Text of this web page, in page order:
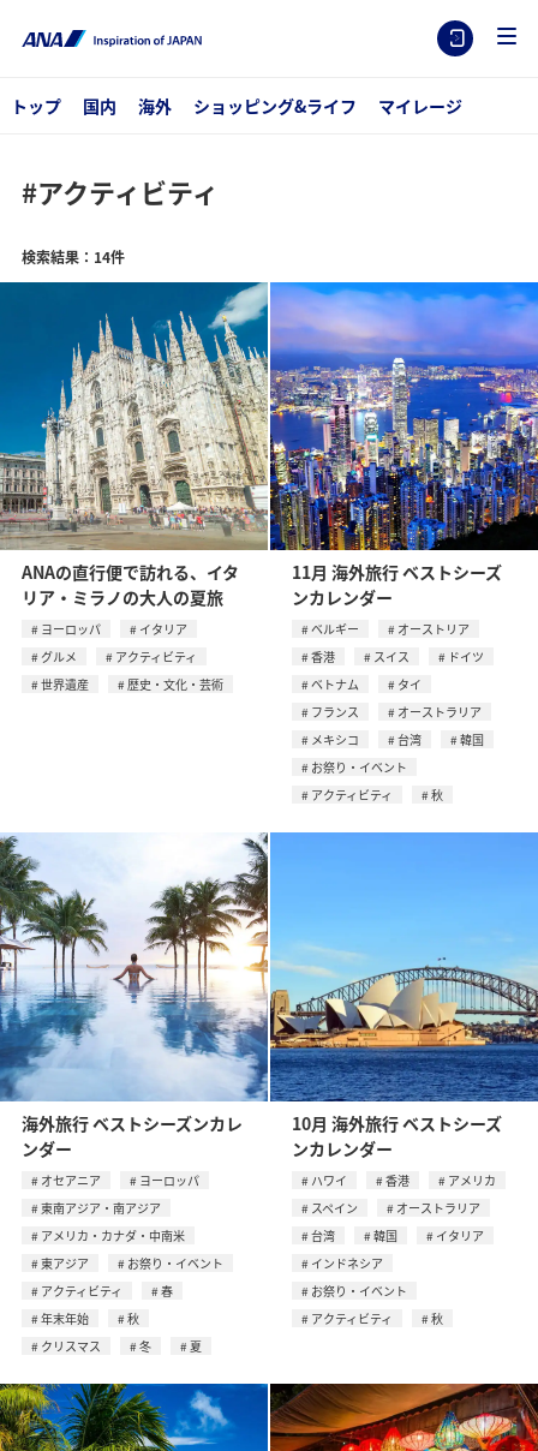
トップ 国内 海外 ショッピング&ライフ マイレージ
#アクティビティ
検索結果：14件
ANAの直行便で訪れる、イタ
リア・ミラノの大人の夏旅
ヨーロッパ
イタリア
グルメ
アクティビティ
世界遺産
歴史・文化・芸術
11月 海外旅行 ベストシーズ
ンカレンダー
ベルギー
オーストリア
香港
スイス
ドイツ
ベトナム
タイ
フランス
オーストラリア
メキシコ
台湾
韓国
お祭り・イベント
アクティビティ
秋
海外旅行 ベストシーズンカレ
ンダー
オセアニア
ヨーロッパ
東南アジア・南アジア
アメリカ・カナダ・中南米
東アジア
お祭り・イベント
アクティビティ
春
年末年始
秋
クリスマス
冬 夏
10月 海外旅行 ベストシーズ
ンカレンダー
ハワイ 香港
アメリカ
スペイン
オーストラリア
台湾
韓国
イタリア
インドネシア
お祭り・イベント
アクティビティ
秋